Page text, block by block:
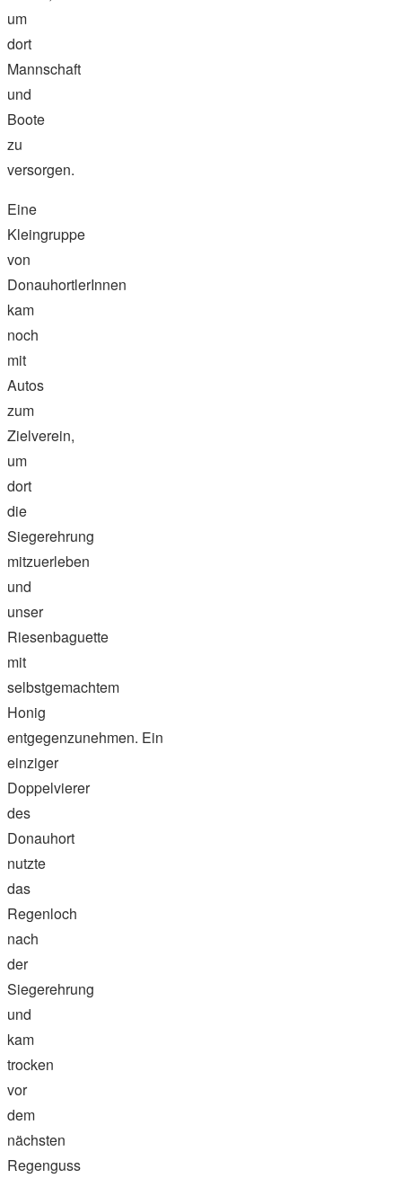
um
dort
Mannschaft
und
Boote
zu
versorgen.
Eine
Kleingruppe
von
DonauhortlerInnen
kam
noch
mit
Autos
zum
Zielverein,
um
dort
die
Siegerehrung
mitzuerleben
und
unser
Riesenbaguette
mit
selbstgemachtem
Honig
entgegenzunehmen. Ein
einziger
Doppelvierer
des
Donauhort
nutzte
das
Regenloch
nach
der
Siegerehrung
und
kam
trocken
vor
dem
nächsten
Regenguss